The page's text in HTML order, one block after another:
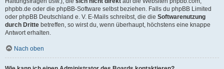
phpbb.de oder die phpBB-Software selbst beziehen. Falls du phpBB Limited
oder phpBB Deutschland e. V. E-Mails schreibst, die die Softwarenutzung
durch Dritte betreffen, so wirst du, wenn überhaupt, höchstens eine knappe
Antwort erhalten.
Nach oben